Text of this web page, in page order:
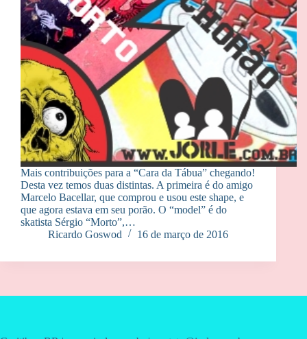
Mais contribuições para a “Cara da Tábua” chegando!
Desta vez temos duas distintas. A primeira é do amigo
Marcelo Bacellar, que comprou e usou este shape, e
que agora estava em seu porão. O “model” é do
skatista Sérgio “Morto”,…
Ricardo Goswod
16 de março de 2016